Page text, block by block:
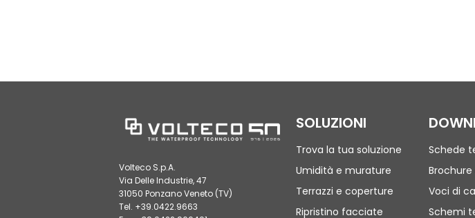
Volteco S.p.A.
Via Delle Industrie, 47
31050 Ponzano Veneto (TV)
Tel. +39.0422.9663
SOLUZIONI
Trova la tua soluzione
Umidità e murature
Terrazzi e coperture
Ripristino facciate
Schede
Voci di
Schemi